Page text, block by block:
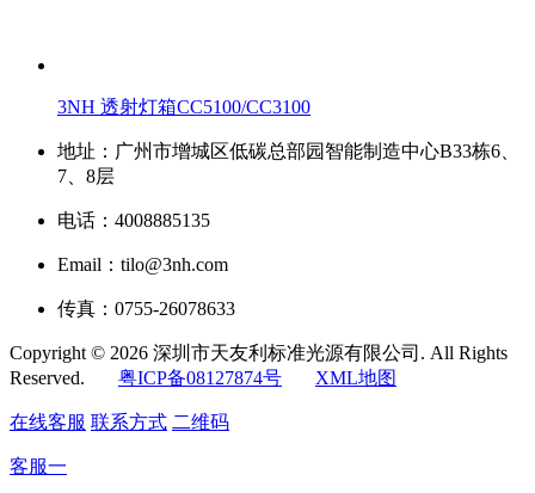
3NH 透射灯箱CC5100/CC3100
地址：广州市增城区低碳总部园智能制造中心B33栋6、
7、8层
电话：4008885135
Email：tilo@3nh.com
传真：0755-26078633
Copyright © 2026 深圳市天友利标准光源有限公司. All Rights
Reserved. 粤ICP备08127874号 XML地图
在线客服 联系方式 二维码
客服一